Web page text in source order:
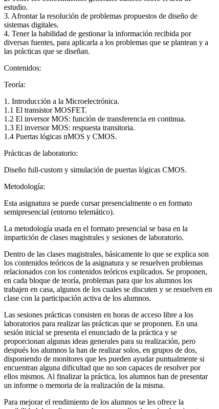
estudio.
3. Afrontar la resolución de problemas propuestos de diseño de
sistemas digitales.
4. Tener la habilidad de gestionar la información recibida por
diversas fuentes, para aplicarla a los problemas que se plantean y a
las prácticas que se diseñan.
Contenidos:
Teoría:
1. Introducción a la Microelectrónica.
1.1 El transistor MOSFET.
1.2 El inversor MOS: función de transferencia en continua.
1.3 El inversor MOS: respuesta transitoria.
1.4 Puertas lógicas nMOS y CMOS.
Prácticas de laboratorio:
Diseño full-custom y simulación de puertas lógicas CMOS.
Metodología:
Esta asignatura se puede cursar presencialmente o en formato
semipresencial (entorno telemático).
La metodología usada en el formato presencial se basa en la
impartición de clases magistrales y sesiones de laboratorio.
Dentro de las clases magistrales, básicamente lo que se explica son
los contenidos teóricos de la asignatura y se resuelven problemas
relacionados con los contenidos teóricos explicados. Se proponen,
en cada bloque de teoría, problemas para que los alumnos los
trabajen en casa, algunos de los cuales se discuten y se resuelven en
clase con la participación activa de los alumnos.
Las sesiones prácticas consisten en horas de acceso libre a los
laboratorios para realizar las prácticas que se proponen. En una
sesión inicial se presenta el enunciado de la práctica y se
proporcionan algunas ideas generales para su realización, pero
después los alumnos la han de realizar solos, en grupos de dos,
disponiendo de monitores que les pueden ayudar puntualmente si
encuentran alguna dificultad que no son capaces de resolver por
ellos mismos. Al finalizar la práctica, los alumnos han de presentar
un informe o memoria de la realización de la misma.
Para mejorar el rendimiento de los alumnos se les ofrece la